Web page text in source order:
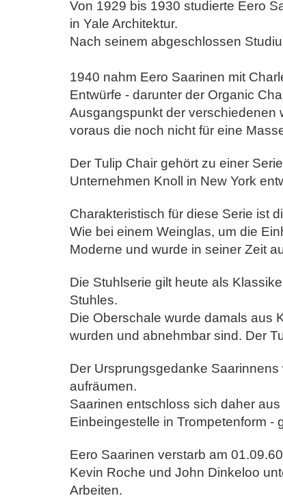
Von 1929 bis 1930 studierte Eero
in Yale Architektur.
Nach seinem abgeschlossen
1940 nahm Eero Saarinen mit
Entwürfe - darunter der Organic
Ausgangspunkt der verschiedenen
voraus die noch nicht für eine
Der Tulip Chair gehört zu einer
Unternehmen Knoll in New York
Charakteristisch für diese Serie ist
Wie bei einem Weinglas, um die
Moderne und wurde in seiner Zeit
Die Stuhlserie gilt heute als
Stuhles.
Die Oberschale wurde damals aus
wurden und abnehmbar sind. Der
Der Ursprungsgedanke
aufräumen.
Saarinen entschloss sich daher
Einbeingestelle in Trompetenform -
Eero Saarinen verstarb am
Kevin Roche und John Dinkeloo
Arbeiten.